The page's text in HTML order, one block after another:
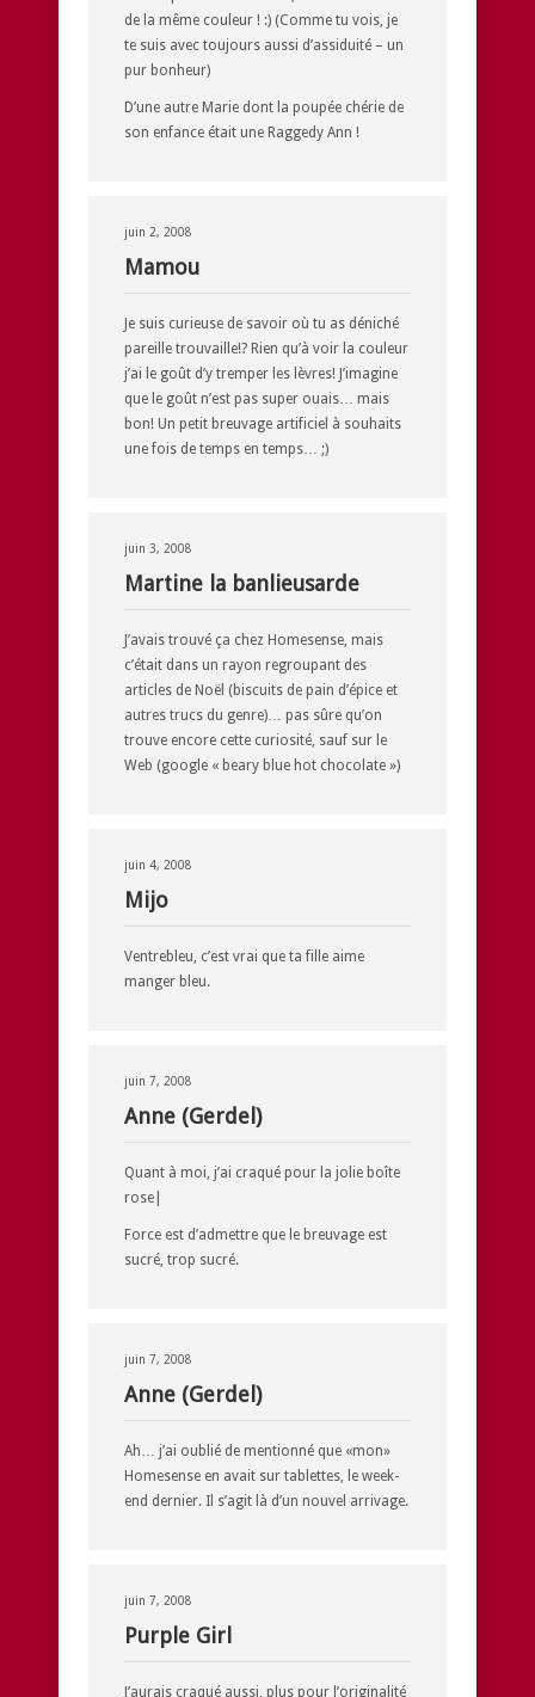
de la même couleur ! :) (Comme tu vois, je
te suis avec toujours aussi d’assiduité – un
pur bonheur)
D’une autre Marie dont la poupée chérie de
son enfance était une Raggedy Ann !
juin 2, 2008
Mamou
Je suis curieuse de savoir où tu as déniché
pareille trouvaille!? Rien qu’à voir la couleur
j’ai le goût d’y tremper les lèvres! J’imagine
que le goût n’est pas super ouais… mais
bon! Un petit breuvage artificiel à souhaits
une fois de temps en temps… ;)
juin 3, 2008
Martine la banlieusarde
J’avais trouvé ça chez Homesense, mais
c’était dans un rayon regroupant des
articles de Noël (biscuits de pain d’épice et
autres trucs du genre)… pas sûre qu’on
trouve encore cette curiosité, sauf sur le
Web (google « beary blue hot chocolate »)
juin 4, 2008
Mijo
Ventrebleu, c’est vrai que ta fille aime
manger bleu.
juin 7, 2008
Anne (Gerdel)
Quant à moi, j’ai craqué pour la jolie boîte
rose|
Force est d’admettre que le breuvage est
sucré, trop sucré.
juin 7, 2008
Anne (Gerdel)
Ah… j’ai oublié de mentionné que «mon»
Homesense en avait sur tablettes, le week-
end dernier. Il s’agit là d’un nouvel arrivage.
juin 7, 2008
Purple Girl
J’aurais craqué aussi, plus pour l’originalité